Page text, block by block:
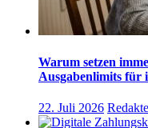
Warum setzen
Ausgabenlimits für
22. Juli 2026